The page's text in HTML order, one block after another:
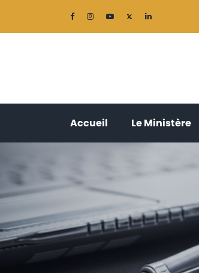
Accueil (current)
Le Ministère